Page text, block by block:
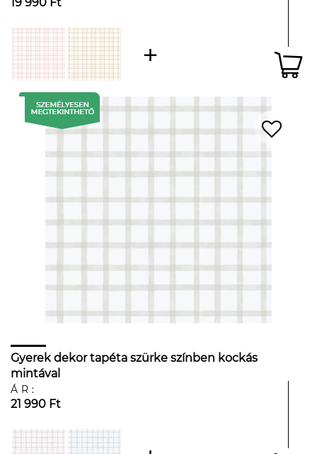
Gyerek dekor tapéta szürke színben kockás
mintával
ÁR:
21 990 Ft